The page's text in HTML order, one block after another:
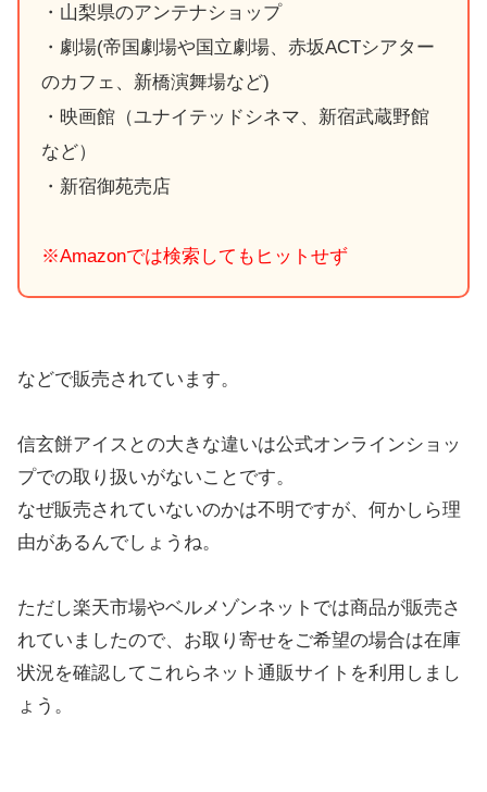
・山梨県のアンテナショップ
・劇場(帝国劇場や国立劇場、赤坂ACTシアター
のカフェ、新橋演舞場など)
・映画館（ユナイテッドシネマ、新宿武蔵野館
など）
・新宿御苑売店
※Amazonでは検索してもヒットせず
などで販売されています。
信玄餅アイスとの大きな違いは公式オンラインショッ
プでの取り扱いがないことです。
なぜ販売されていないのかは不明ですが、何かしら理
由があるんでしょうね。
ただし楽天市場やベルメゾンネットでは商品が販売さ
れていましたので、お取り寄せをご希望の場合は在庫
状況を確認してこれらネット通販サイトを利用しまし
ょう。